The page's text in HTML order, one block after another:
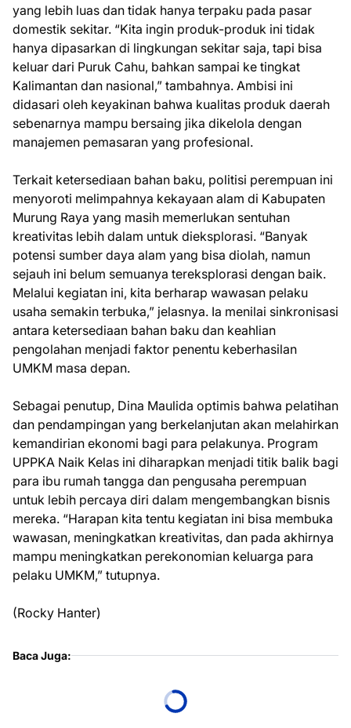
yang lebih luas dan tidak hanya terpaku pada pasar
domestik sekitar. “Kita ingin produk-produk ini tidak
hanya dipasarkan di lingkungan sekitar saja, tapi bisa
keluar dari Puruk Cahu, bahkan sampai ke tingkat
Kalimantan dan nasional,” tambahnya. Ambisi ini
didasari oleh keyakinan bahwa kualitas produk daerah
sebenarnya mampu bersaing jika dikelola dengan
manajemen pemasaran yang profesional.
Terkait ketersediaan bahan baku, politisi perempuan ini
menyoroti melimpahnya kekayaan alam di Kabupaten
Murung Raya yang masih memerlukan sentuhan
kreativitas lebih dalam untuk dieksplorasi. “Banyak
potensi sumber daya alam yang bisa diolah, namun
sejauh ini belum semuanya tereksplorasi dengan baik.
Melalui kegiatan ini, kita berharap wawasan pelaku
usaha semakin terbuka,” jelasnya. Ia menilai sinkronisasi
antara ketersediaan bahan baku dan keahlian
pengolahan menjadi faktor penentu keberhasilan
UMKM masa depan.
Sebagai penutup, Dina Maulida optimis bahwa pelatihan
dan pendampingan yang berkelanjutan akan melahirkan
kemandirian ekonomi bagi para pelakunya. Program
UPPKA Naik Kelas ini diharapkan menjadi titik balik bagi
para ibu rumah tangga dan pengusaha perempuan
untuk lebih percaya diri dalam mengembangkan bisnis
mereka. “Harapan kita tentu kegiatan ini bisa membuka
wawasan, meningkatkan kreativitas, dan pada akhirnya
mampu meningkatkan perekonomian keluarga para
pelaku UMKM,” tutupnya.
(Rocky Hanter)
Baca Juga: